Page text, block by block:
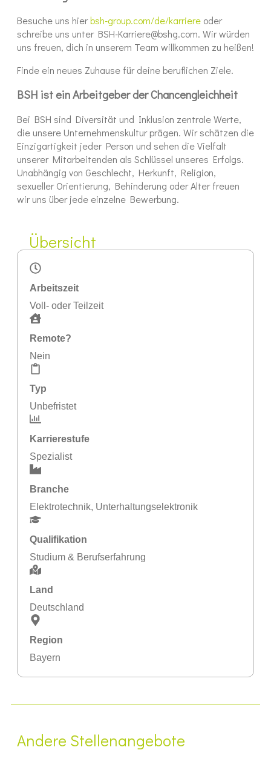
Besuche uns hierbsh-group.com/de/karriere oder
schreibe uns unter BSH-Karriere@bshg.com. Wir würden
uns freuen, dich in unserem Team willkommen zu heißen!
Finde ein neues Zuhause für deine beruflichen Ziele.
BSH ist ein Arbeitgeber der Chancengleichheit
Bei BSH sind Diversität und Inklusion zentrale Werte,
die unsere Unternehmenskultur prägen. Wir schätzen die
Einzigartigkeit jeder Person und sehen die Vielfalt
unserer Mitarbeitenden als Schlüssel unseres Erfolgs.
Unabhängig von Geschlecht, Herkunft, Religion,
sexueller Orientierung, Behinderung oder Alter freuen
wir uns über jede einzelne Bewerbung.
Übersicht
Arbeitszeit
Voll- oder Teilzeit
Remote?
Nein
Typ
Unbefristet
Karrierestufe
Spezialist
Branche
Elektrotechnik, Unterhaltungselektronik
Qualifikation
Studium & Berufserfahrung
Land
Deutschland
Region
Bayern
Andere Stellenangebote